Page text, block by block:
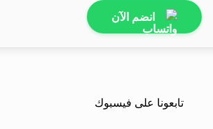
انضم الآن